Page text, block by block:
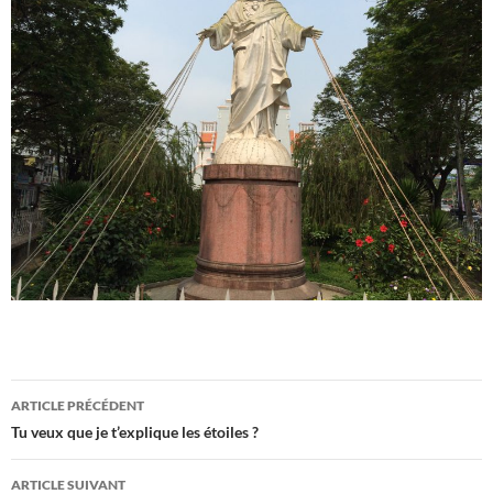
Navigation
des
articles
ARTICLE PRÉCÉDENT
Tu veux que je t’explique les étoiles ?
ARTICLE SUIVANT